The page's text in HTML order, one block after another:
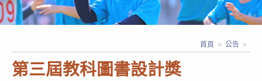
第三屆教科圖書設計獎
首頁 > 公告 >